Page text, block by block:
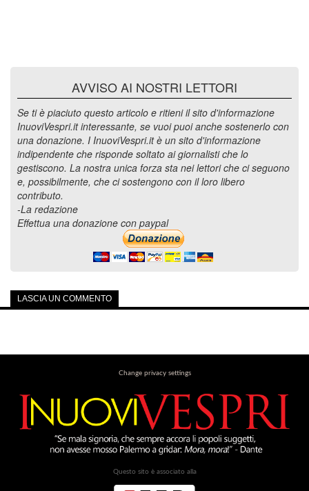
AVVISO AI NOSTRI LETTORI
Se ti è piaciuto questo articolo e ritieni il sito d'informazione
InuoviVespri.it interessante, se vuoi puoi anche sostenerlo con
una donazione. I InuoviVespri.it è un sito d'informazione
indipendente che risponde soltato ai giornalisti che lo
gestiscono. La nostra unica forza sta nei lettori che ci seguono
e, possibilmente, che ci sostengono con il loro libero
contributo.
-La redazione
Effettua una donazione con paypal
LASCIA UN COMMENTO
Change privacy settings
Questo sito è associato alla